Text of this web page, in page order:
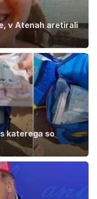
v Atenah aretirali
katerega so